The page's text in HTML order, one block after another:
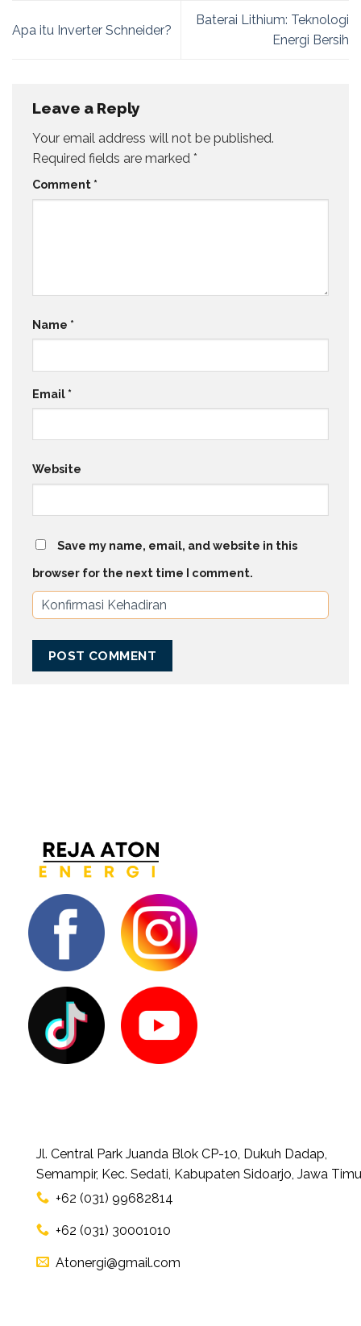
Apa itu Inverter Schneider?
Baterai Lithium: Teknologi
Energi Bersih
Leave a Reply
Your email address will not be published.
Required fields are marked *
Comment *
Name *
Email *
Website
Save my name, email, and website in this
browser for the next time I comment.
Jl. Central Park Juanda Blok CP-10, Dukuh Dadap,
Semampir, Kec. Sedati, Kabupaten Sidoarjo, Jawa
+62 (031) 99682814
+62 (031) 30001010
Atonergi@gmail.com